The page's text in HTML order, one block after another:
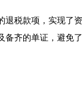
退税款项，实现了
备齐的单证，避免了